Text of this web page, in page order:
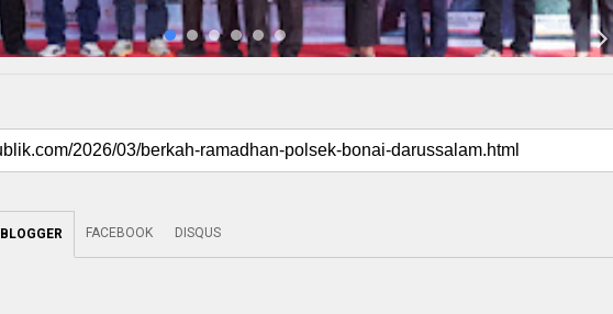
BLOGGER FACEBOOK DISQUS